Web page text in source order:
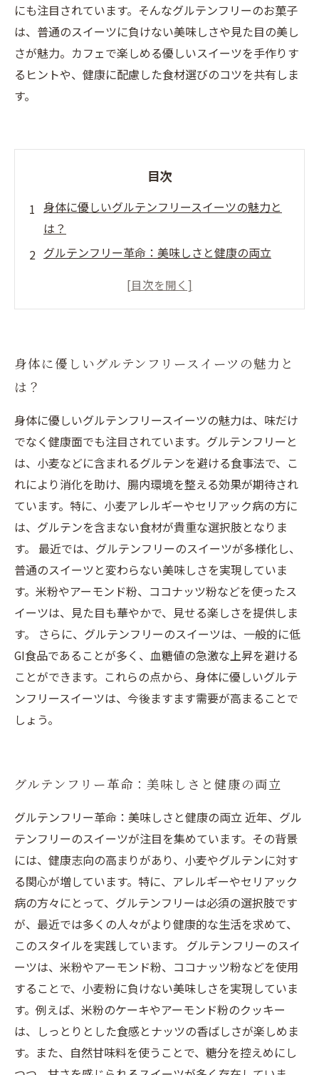
にも注目されています。そんなグルテンフリーのお菓子
は、普通のスイーツに負けない美味しさや見た目の美し
さが魅力。カフェで楽しめる優しいスイーツを手作りす
るヒントや、健康に配慮した食材選びのコツを共有しま
す。
目次
身体に優しいグルテンフリースイーツの魅力と
は？
グルテンフリー革命：美味しさと健康の両立
カフェで楽しむグルテンフリーのお菓子：選び
身体に優しいグルテンフリースイーツの魅力と
は？
身体に優しいグルテンフリースイーツの魅力は、味だけ
でなく健康面でも注目されています。グルテンフリーと
は、小麦などに含まれるグルテンを避ける食事法で、こ
れにより消化を助け、腸内環境を整える効果が期待され
ています。特に、小麦アレルギーやセリアック病の方に
は、グルテンを含まない食材が貴重な選択肢となりま
す。 最近では、グルテンフリーのスイーツが多様化し、
普通のスイーツと変わらない美味しさを実現していま
す。米粉やアーモンド粉、ココナッツ粉などを使ったス
イーツは、見た目も華やかで、見せる楽しさを提供しま
す。 さらに、グルテンフリーのスイーツは、一般的に低
GI食品であることが多く、血糖値の急激な上昇を避ける
ことができます。これらの点から、身体に優しいグルテ
ンフリースイーツは、今後ますます需要が高まることで
しょう。
グルテンフリー革命：美味しさと健康の両立
グルテンフリー革命：美味しさと健康の両立 近年、グル
テンフリーのスイーツが注目を集めています。その背景
には、健康志向の高まりがあり、小麦やグルテンに対す
る関心が増しています。特に、アレルギーやセリアック
病の方々にとって、グルテンフリーは必須の選択肢です
が、最近では多くの人々がより健康的な生活を求めて、
このスタイルを実践しています。 グルテンフリーのスイ
ーツは、米粉やアーモンド粉、ココナッツ粉などを使用
することで、小麦粉に負けない美味しさを実現していま
す。例えば、米粉のケーキやアーモンド粉のクッキー
は、しっとりとした食感とナッツの香ばしさが楽しめま
す。また、自然甘味料を使うことで、糖分を控えめにし